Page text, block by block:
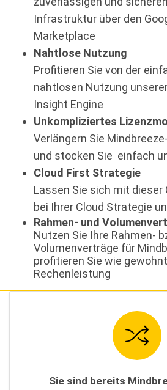
Infrastruktur über den
Marketplace
Nahtlose Nutzung
Profitieren Sie von der
nahtlosen Nutzung
Insight Engine
Unkompliziertes
Verlängern Sie
und stocken Sie einfach
Cloud First Strategie
Lassen Sie sich mit dieser
bei Ihrer Cloud Strategie
Rahmen- und
Nutzen Sie Ihre Rahmen-
Volumenverträge für
profitieren Sie wie
Rechenleistung
Sie sind bereits